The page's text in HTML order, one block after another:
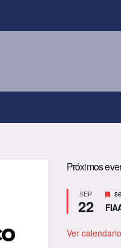
Próximos
SEP
22
D
e
s
a
Ver calendario